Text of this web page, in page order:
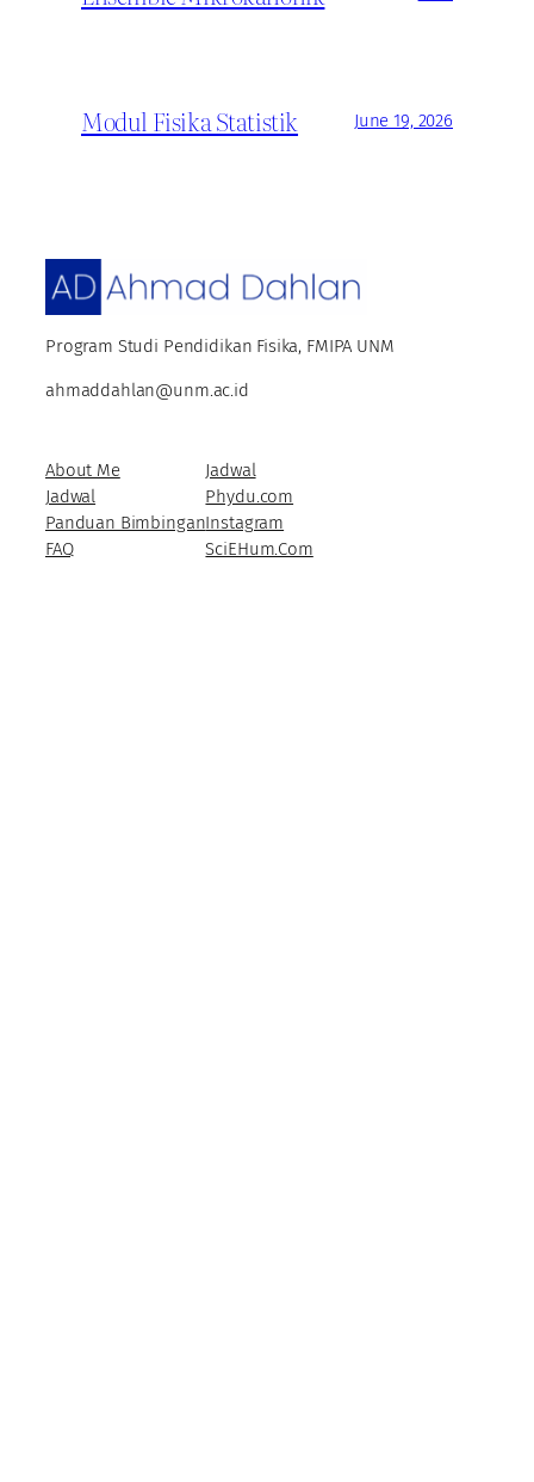
Modul Fisika Statistik June 19, 2026
Program Studi Pendidikan Fisika, FMIPA UNM
ahmaddahlan@unm.ac.id
About Me
Jadwal
Panduan Bimbingan
FAQ
Jadwal
Phydu.com
Instagram
SciEHum.Com